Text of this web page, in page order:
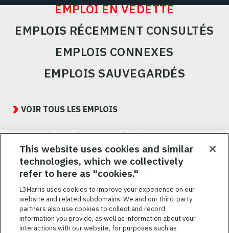
EMPLOI EN VEDETTE
EMPLOIS RÉCEMMENT CONSULTÉS
EMPLOIS CONNEXES
EMPLOIS SAUVEGARDÉS
JobsVOIR TOUS LES EMPLOIS
Nous visons à attirer, à mobiliser et à fidéliser une main-d’œuvre
hautement performante et diversifiée. De plus, nous croyons
qu’une culture d’inclusion amusante et décontractée aide nos
employés à réaliser leur plein potentiel. Nous donnons les moyens
à nos employés, sans égard à leur race, leur couleur, leur religion,
origine nationale, leur handicap ou leur statut d’ancien
combattant, d’innover afin de résoudre les problèmes les plus
coriaces de nos clients.
This website uses cookies and similar
technologies, which we collectively
refer to here as "cookies."
L3Harris uses cookies to improve your experience on our
website and related subdomains. We and our third-party
partners also use cookies to collect and record
information you provide, as well as information about your
interactions with our website, for purposes such as